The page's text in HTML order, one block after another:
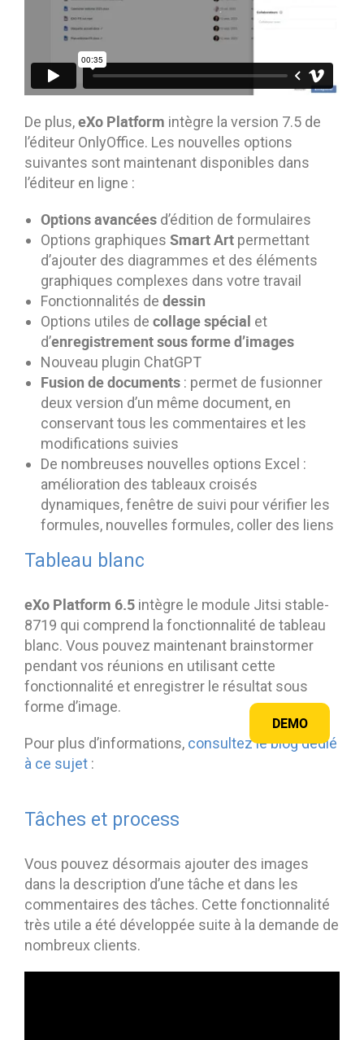
DEMO
De plus,eXo Platform intègre la version 7.5 de
l’éditeur OnlyOffice. Les nouvelles options
suivantes sont maintenant disponibles dans
l’éditeur en ligne :
Options avancées d’édition de formulaires
Options graphiques Smart Art permettant
d’ajouter des diagrammes et des éléments
graphiques complexes dans votre travail
Fonctionnalités de dessin
Options utiles de collage spécial et
d’enregistrement sous forme d’images
Nouveau plugin ChatGPT
Fusion de documents : permet de fusionner
deux version d’un même document, en
conservant tous les commentaires et les
modifications suivies
De nombreuses nouvelles options Excel :
amélioration des tableaux croisés
dynamiques, fenêtre de suivi pour vérifier les
formules, nouvelles formules, coller des liens
Tableau blanc
eXo Platform 6.5 intègre le module Jitsi stable-
8719 qui comprend la fonctionnalité de tableau
blanc. Vous pouvez maintenant brainstormer
pendant vos réunions en utilisant cette
fonctionnalité et enregistrer le résultat sous
forme d’image.
Pour plus d’informations, consultez le blog dédié
à ce sujet :
Tâches et process
Vous pouvez désormais ajouter des images
dans la description d’une tâche et dans les
commentaires des tâches. Cette fonctionnalité
très utile a été développée suite à la demande de
nombreux clients.